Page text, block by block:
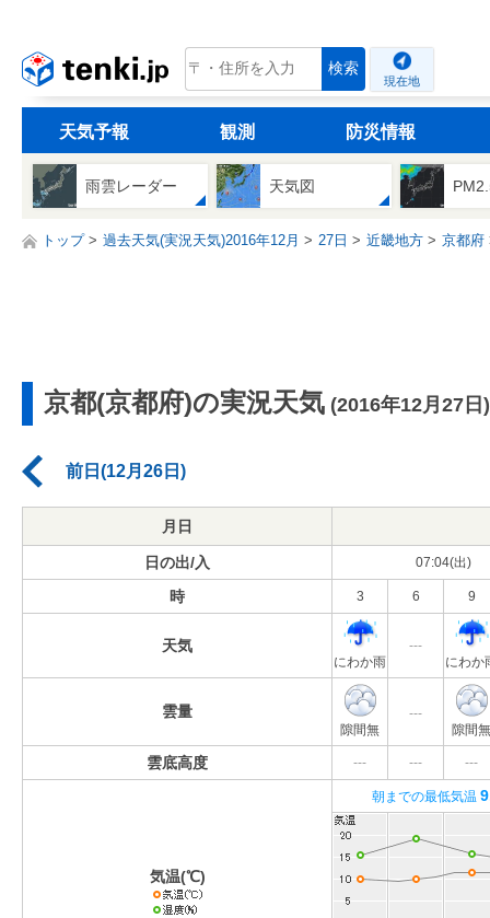
tenki.jp 検索
現在地
天気予報 観測 防災情報
雨雲レーダー 天気図
トップ 過去天気(実況天気)2016年12月 27日 近畿地方 京都府
京都(京都府)の実況天気 (2016年12月27日)
前日(12月26日)
月日
日の出/入 07:04(出)
時 3 6 9
天気
にわか雨
---
にわか
雲量
隙間無
---
隙間無
雲底高度 --- --- ---
気温(℃)
朝までの最低気温